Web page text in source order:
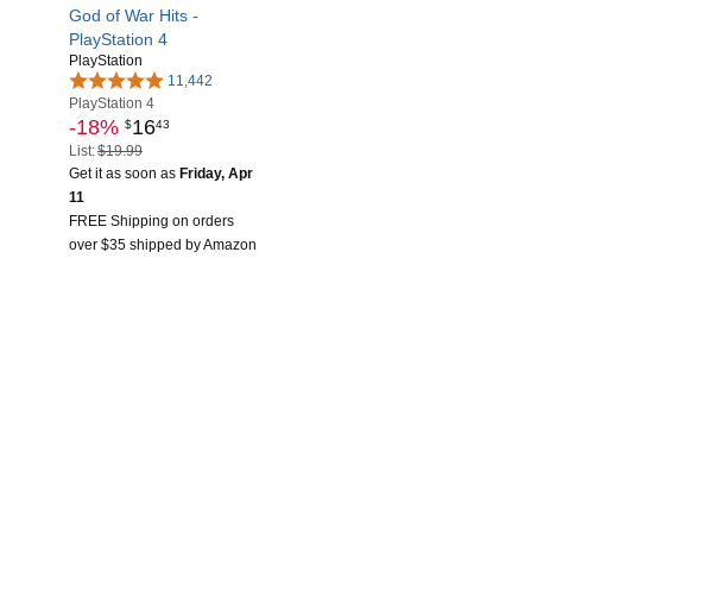
God of War Hits -
PlayStation 4
PlayStation
11,442
PlayStation 4
-18% $1643
List:$19.99
Get it as soon as Friday, Apr
11
FREE Shipping on orders
over $35 shipped by Amazon